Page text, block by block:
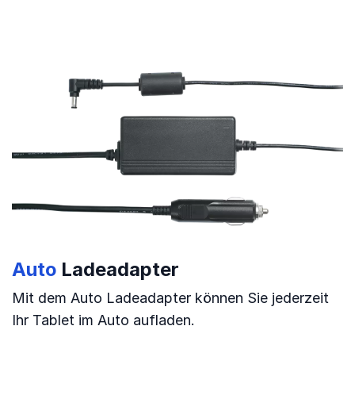
Auto Ladeadapter
Mit dem Auto Ladeadapter können Sie jederzeit
Ihr Tablet im Auto aufladen.